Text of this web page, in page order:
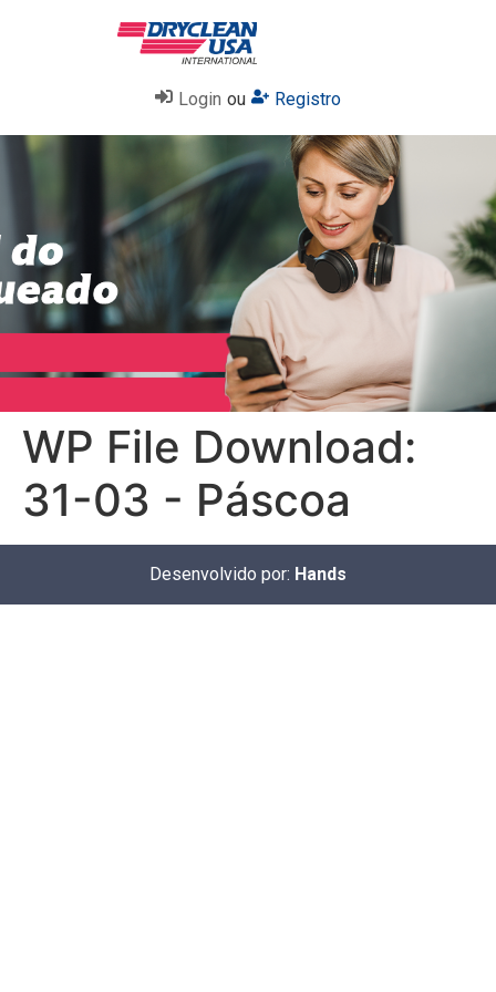
Login ou Registro
WP File Download:
31-03 - Páscoa
Desenvolvido por: Hands